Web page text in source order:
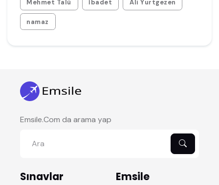
Mehmet Talü İbadet Ali Yurtgezen
namaz
Emsile.Com da arama yap
Sınavlar Emsile